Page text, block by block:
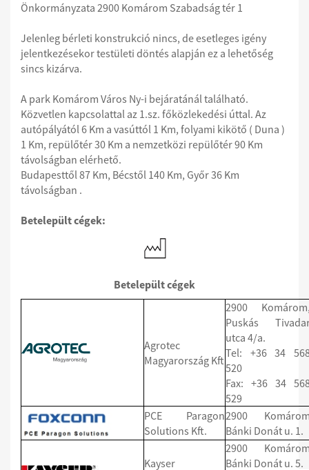
Önkormányzata 2900 Komárom Szabadság tér 1
Jelenleg bérleti konstrukció nincs, de esetleges igény
jelentkezésekor testületi döntés alapján ez a lehetőség
sincs kizárva.
A park Komárom Város Ny-i bejáratánál található.
Közvetlen kapcsolattal az 1.sz. főközlekedési úttal. Az
autópályától 6 Km a vasúttól 1 Km, folyami kikötő ( Duna )
1 Km, repülőtér 30 Km a nemzetközi repülőtér 90 Km
távolságban elérhető.
Budapesttől 87 Km, Bécstől 140 Km, Győr 36 Km
távolságban .
Betelepült cégek:
Betelepült cégek
Agrotec
Magyarország Kft
2900
Puskás
utca 4/a.
Tel: +36 34
520
Fax: +36 34
529
PCE Paragon
Solutions Kft.
2900
Bánki Donát u. 1.
Kayser
2900
Bánki Donát u. 5.